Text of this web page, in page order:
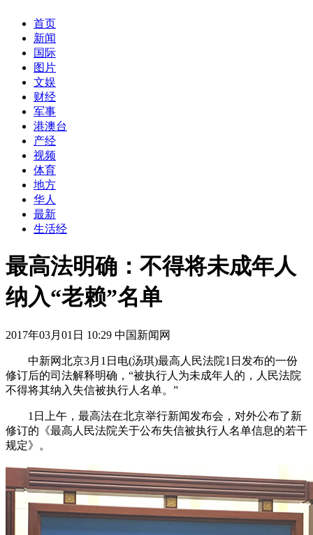
首页
新闻
国际
图片
文娱
财经
军事
港澳台
产经
视频
体育
地方
华人
最新
生活经
最高法明确：不得将未成年人
纳入“老赖”名单
2017年03月01日 10:29 中国新闻网
中新网北京3月1日电(汤琪)最高人民法院1日发布的一份
修订后的司法解释明确，“被执行人为未成年人的，人民法院
不得将其纳入失信被执行人名单。”
1日上午，最高法在北京举行新闻发布会，对外公布了新
修订的《最高人民法院关于公布失信被执行人名单信息的若干
规定》。